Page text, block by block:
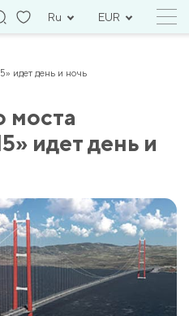
Ru EUR
идет день и ночь
моста
идет день и